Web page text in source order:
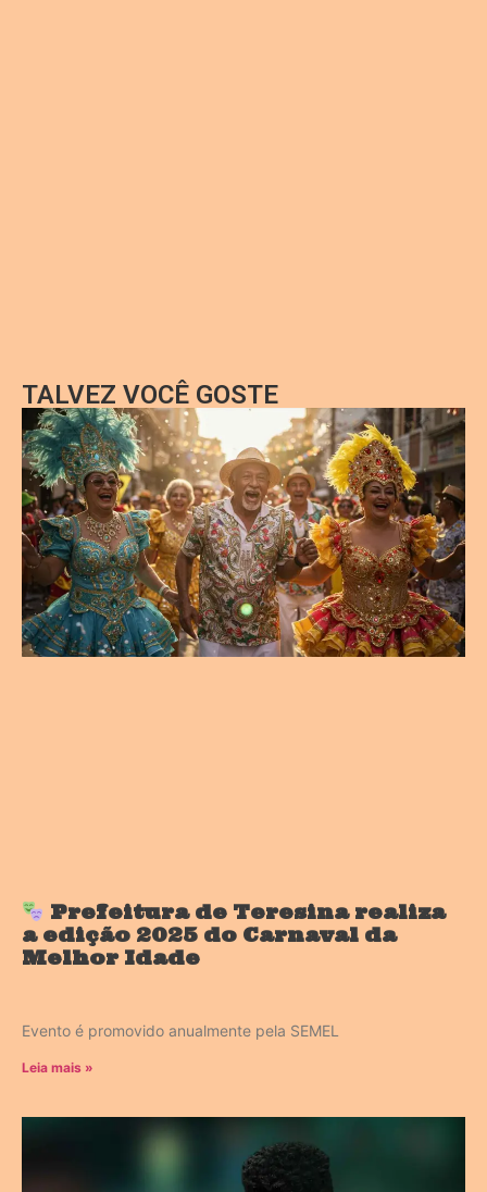
TALVEZ VOCÊ GOSTE
Prefeitura de Teresina realiza
a edição 2025 do Carnaval da
Melhor Idade
Evento é promovido anualmente pela SEMEL
Leia mais »